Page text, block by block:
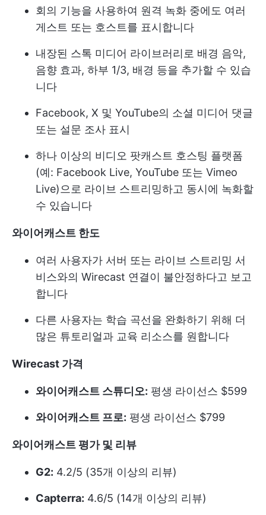
회의 기능을 사용하여 원격 녹화 중에도 여러
게스트 또는 호스트를 표시합니다
내장된 스톡 미디어 라이브러리로 배경 음악,
음향 효과, 하부 1/3, 배경 등을 추가할 수 있습
니다
Facebook, X 및 YouTube의 소셜 미디어 댓글
또는 설문 조사 표시
하나 이상의 비디오 팟캐스트 호스팅 플랫폼
(예: Facebook Live, YouTube 또는 Vimeo
Live)으로 라이브 스트리밍하고 동시에 녹화할
수 있습니다
와이어캐스트 한도
여러 사용자가 서버 또는 라이브 스트리밍 서
비스와의 Wirecast 연결이 불안정하다고 보고
합니다
다른 사용자는 학습 곡선을 완화하기 위해 더
많은 튜토리얼과 교육 리소스를 원합니다
Wirecast 가격
와이어캐스트 스튜디오: 평생 라이선스 $599
와이어캐스트 프로: 평생 라이선스 $799
와이어캐스트 평가 및 리뷰
G2: 4.2/5 (35개 이상의 리뷰)
Capterra: 4.6/5 (14개 이상의 리뷰)